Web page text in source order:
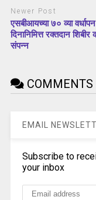
Newer Post
एसबीआयच्या ७० व्या वर्धापन
दिनानिमित्त रक्तदान शिबीर
संपन्न
COMMENTS
EMAIL
Subscribe to
your inbox